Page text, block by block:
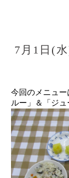
7月1日(
今回のメニュ
ルー」＆「ジュ